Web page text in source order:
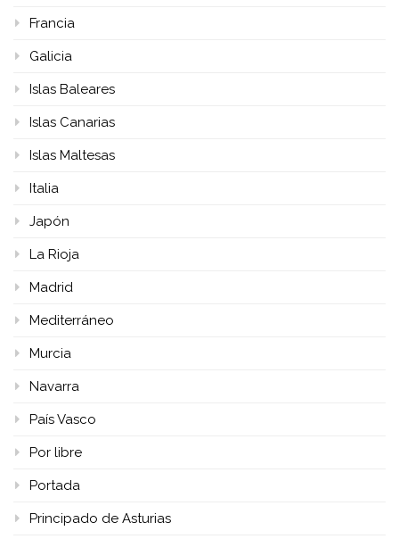
Francia
Galicia
Islas Baleares
Islas Canarias
Islas Maltesas
Italia
Japón
La Rioja
Madrid
Mediterráneo
Murcia
Navarra
País Vasco
Por libre
Portada
Principado de Asturias